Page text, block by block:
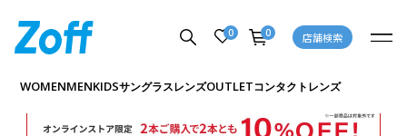
0 0 店舗検索
WOMENMENKIDSサングラスレンズOUTLETコンタクトレンズ
商品詳細ページへ